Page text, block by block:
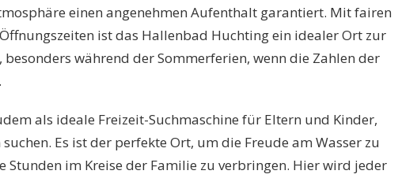
einen angenehmen Aufenthalt garantiert. Mit fairen
ist das Hallenbad Huchting ein idealer Ort zur
während der Sommerferien, wenn die Zahlen der
als ideale Freizeit-Suchmaschine für Eltern und Kinder,
Es ist der perfekte Ort, um die Freude am Wasser zu
Stunden im Kreise der Familie zu verbringen. Hier wird jeder